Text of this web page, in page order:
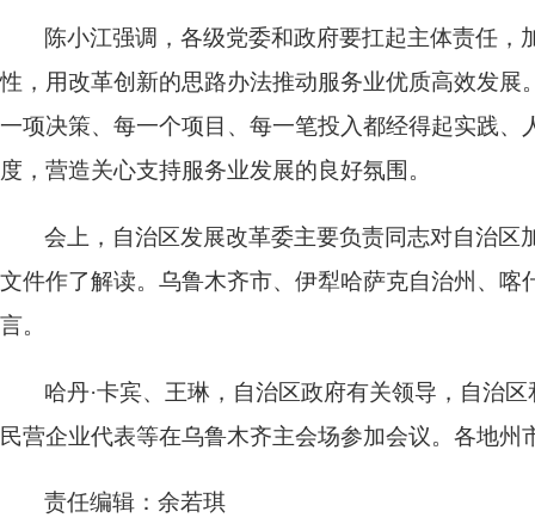
陈小江强调，各级党委和政府要扛起主体责任
性，用改革创新的思路办法推动服务业优质高效发
一项决策、每一个项目、每一笔投入都经得起实践
度，营造关心支持服务业发展的良好氛围。
会上，自治区发展改革委主要负责同志对自治
文件作了解读。乌鲁木齐市、伊犁哈萨克自治州、
言。
哈丹·卡宾、王琳，自治区政府有关领导，自治
民营企业代表等在乌鲁木齐主会场参加会议。各地州
责任编辑：余若琪